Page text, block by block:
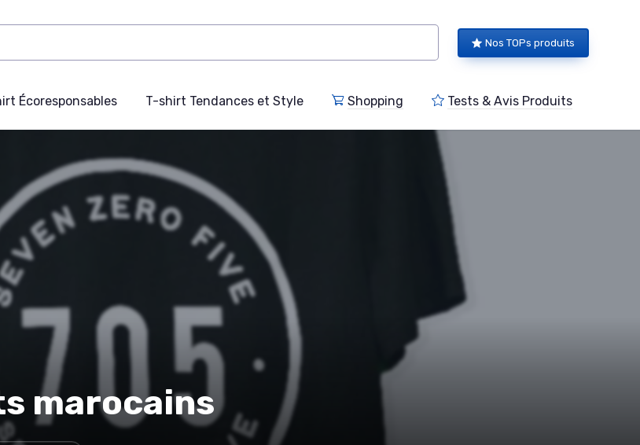
Nos TOPs produits
Écoresponsables T-shirt Tendances et Style Shopping Tests & Avis Produits
marocains